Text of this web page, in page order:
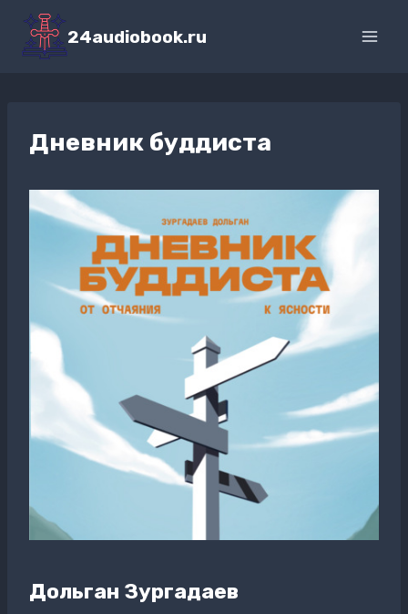
Перейти
содержимому
24audiobook.ru
Дневник буддиста
Дольган Зургадаев